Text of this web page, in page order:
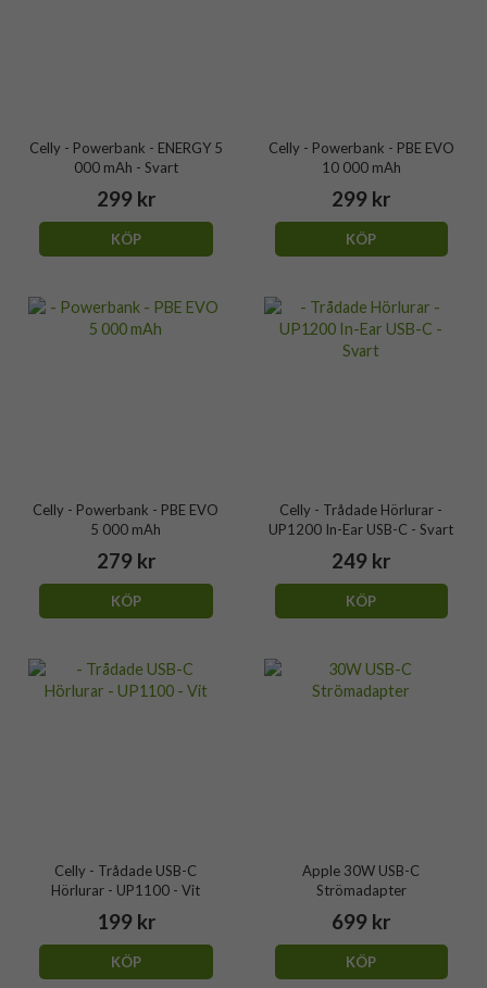
Celly - Powerbank - ENERGY 5
000 mAh - Svart
299 kr
KÖP
Celly - Powerbank - PBE EVO
10 000 mAh
299 kr
KÖP
Celly - Powerbank - PBE EVO
5 000 mAh
279 kr
KÖP
Celly - Trådade Hörlurar -
UP1200 In-Ear USB-C - Svart
249 kr
KÖP
Celly - Trådade USB-C
Hörlurar - UP1100 - Vit
199 kr
KÖP
Apple 30W USB-C
Strömadapter
699 kr
KÖP